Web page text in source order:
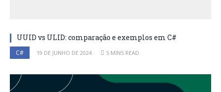
UUID vs ULID: comparação e exemplos em C#
C# 19 DE JUNHO DE 2024 5 MINS READ